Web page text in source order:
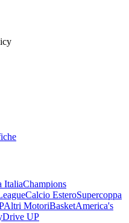
ItaliaChampions
Calcio EsteroSupercoppa
Altri MotoriBasketAmerica's
Drive UP